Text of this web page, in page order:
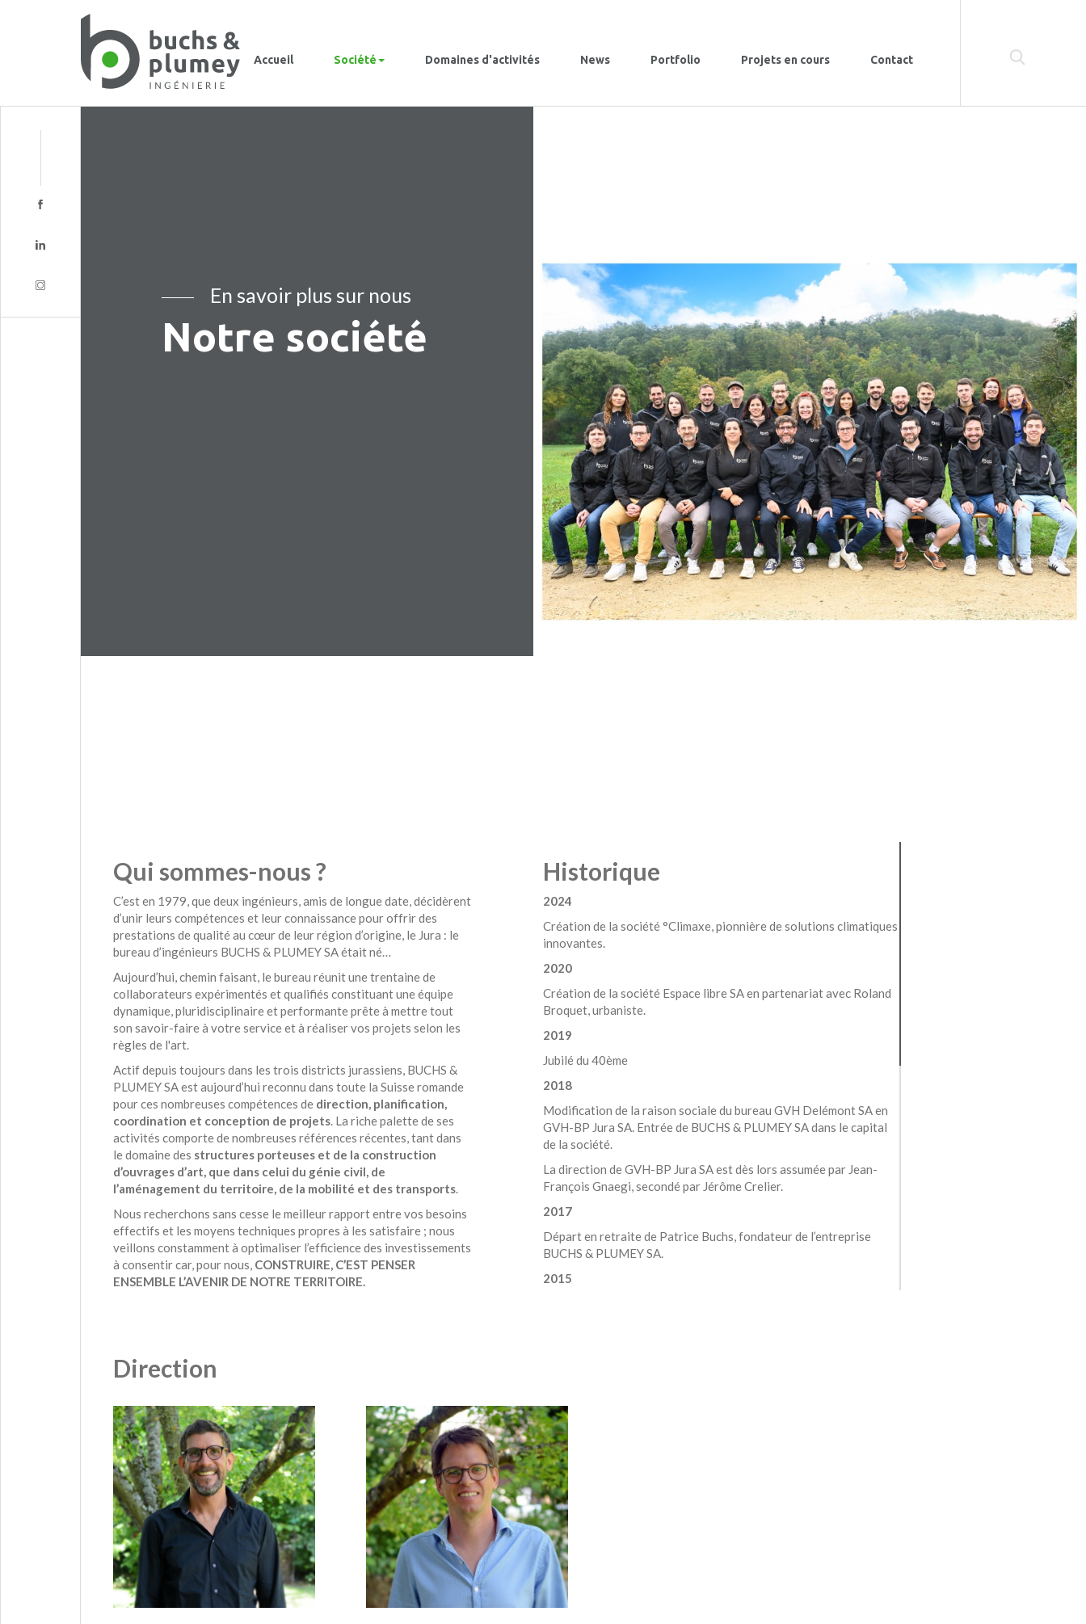
Accueil Société Domaines d'activités News Portfolio Projets en cours Contact
En savoir plus sur nous
Notre société
Qui sommes-nous ?
C’est en 1979, que deux ingénieurs, amis de longue date, décidèrent
d’unir leurs compétences et leur connaissance pour offrir des
prestations de qualité au cœur de leur région d’origine, le Jura : le
bureau d’ingénieurs BUCHS & PLUMEY SA était né…
Aujourd’hui, chemin faisant, le bureau réunit une trentaine de
collaborateurs expérimentés et qualifiés constituant une équipe
dynamique, pluridisciplinaire et performante prête à mettre tout
son savoir-faire à votre service et à réaliser vos projets selon les
règles de l'art.
Actif depuis toujours dans les trois districts jurassiens, BUCHS &
PLUMEY SA est aujourd’hui reconnu dans toute la Suisse romande
pour ces nombreuses compétences de direction, planification,
coordination et conception de projets. La riche palette de ses
activités comporte de nombreuses références récentes, tant dans
le domaine des structures porteuses et de la construction
d’ouvrages d’art, que dans celui du génie civil, de
l’aménagement du territoire, de la mobilité et des transports.
Nous recherchons sans cesse le meilleur rapport entre vos besoins
effectifs et les moyens techniques propres à les satisfaire ; nous
veillons constamment à optimaliser l’efficience des investissements
à consentir car, pour nous, CONSTRUIRE, C’EST PENSER
ENSEMBLE L’AVENIR DE NOTRE TERRITOIRE.
Historique
2024
Création de la société °Climaxe, pionnière de solutions climatiques
innovantes.
2020
Création de la société Espace libre SA en partenariat avec Roland
Broquet, urbaniste.
2019
Jubilé du 40ème
2018
Modification de la raison sociale du bureau GVH Delémont SA en
GVH-BP Jura SA. Entrée de BUCHS & PLUMEY SA dans le capital
de la société.
La direction de GVH-BP Jura SA est dès lors assumée par Jean-
François Gnaegi, secondé par Jérôme Crelier.
2017
Départ en retraite de Patrice Buchs, fondateur de l’entreprise
BUCHS & PLUMEY SA.
2015
Création du département « Aménagement du territoire ».
2012
Reprise de la direction générale du bureau par MM. Sylvain Plumey
et Vincent Seuret.
2009
Création d’une succursale à St-Ursanne.
2008
Première certification ISO (Système de management de qualité) du
bureau. Cette certification sera renouvelée tous les trois ans.
Direction